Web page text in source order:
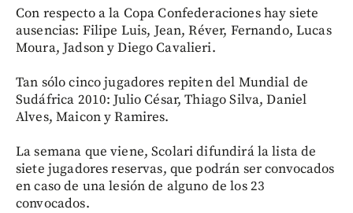
Con respecto a la Copa Confederaciones hay siete
ausencias: Filipe Luis, Jean, Réver, Fernando, Lucas
Moura, Jadson y Diego Cavalieri.
Tan sólo cinco jugadores repiten del Mundial de
Sudáfrica 2010: Julio César, Thiago Silva, Daniel
Alves, Maicon y Ramires.
La semana que viene, Scolari difundirá la lista de
siete jugadores reservas, que podrán ser convocados
en caso de una lesión de alguno de los 23
convocados.